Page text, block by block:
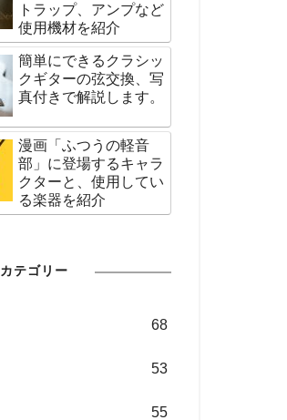
トラップ、アンプなど
使用機材を紹介
簡単にできるクラシッ
クギターの弦交換、写
真付きで解説します。
漫画「ふつうの軽音
部」に登場するキャラ
クターと、使用してい
る楽器を紹介
カテゴリー
68
53
55